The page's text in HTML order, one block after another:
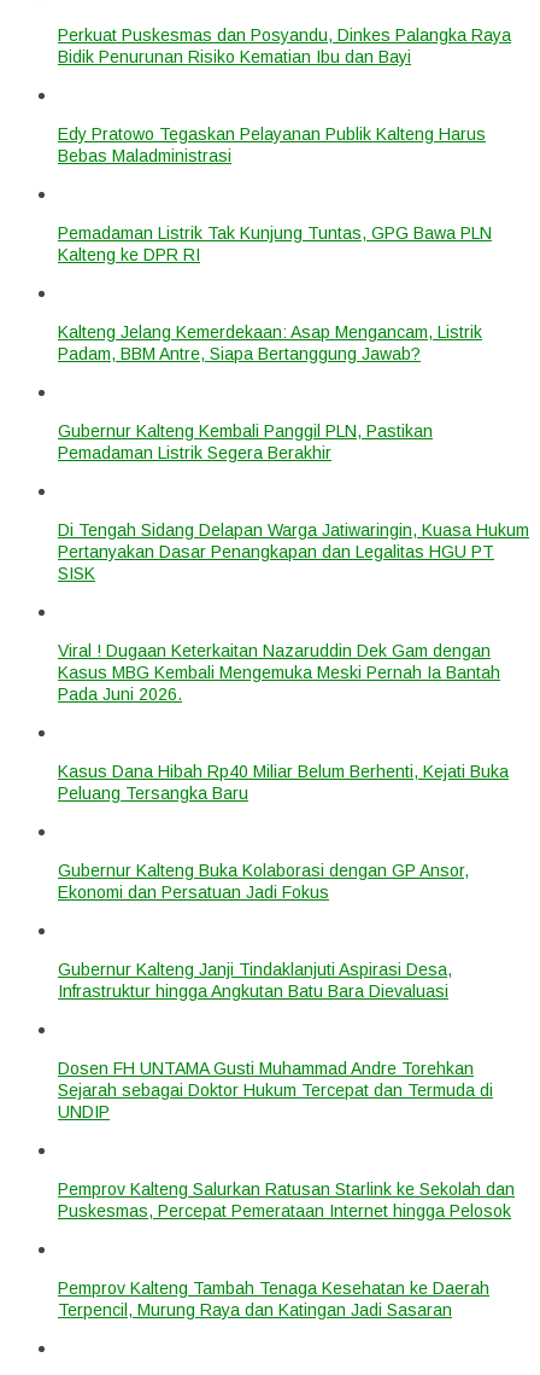
Perkuat Puskesmas dan Posyandu, Dinkes Palangka Raya
Bidik Penurunan Risiko Kematian Ibu dan Bayi
Edy Pratowo Tegaskan Pelayanan Publik Kalteng Harus
Bebas Maladministrasi
Pemadaman Listrik Tak Kunjung Tuntas, GPG Bawa PLN
Kalteng ke DPR RI
Kalteng Jelang Kemerdekaan: Asap Mengancam, Listrik
Padam, BBM Antre, Siapa Bertanggung Jawab?
Gubernur Kalteng Kembali Panggil PLN, Pastikan
Pemadaman Listrik Segera Berakhir
Di Tengah Sidang Delapan Warga Jatiwaringin, Kuasa Hukum
Pertanyakan Dasar Penangkapan dan Legalitas HGU PT
SISK
Viral ! Dugaan Keterkaitan Nazaruddin Dek Gam dengan
Kasus MBG Kembali Mengemuka Meski Pernah Ia Bantah
Pada Juni 2026.
Kasus Dana Hibah Rp40 Miliar Belum Berhenti, Kejati Buka
Peluang Tersangka Baru
Gubernur Kalteng Buka Kolaborasi dengan GP Ansor,
Ekonomi dan Persatuan Jadi Fokus
Gubernur Kalteng Janji Tindaklanjuti Aspirasi Desa,
Infrastruktur hingga Angkutan Batu Bara Dievaluasi
Dosen FH UNTAMA Gusti Muhammad Andre Torehkan
Sejarah sebagai Doktor Hukum Tercepat dan Termuda di
UNDIP
Pemprov Kalteng Salurkan Ratusan Starlink ke Sekolah dan
Puskesmas, Percepat Pemerataan Internet hingga Pelosok
Pemprov Kalteng Tambah Tenaga Kesehatan ke Daerah
Terpencil, Murung Raya dan Katingan Jadi Sasaran